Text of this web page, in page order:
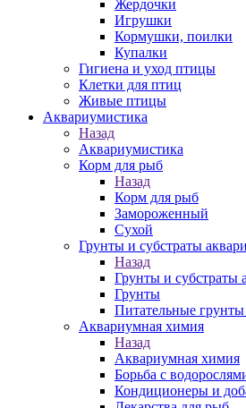
Жердочки
Игрушки
Кормушки, поилки
Купалки
Гигиена и уход птицы
Клетки для птиц
Живые птицы
Аквариумистика
Назад
Аквариумистика
Корм для рыб
Назад
Корм для рыб
Замороженный
Сухой
Грунты и субстраты
Назад
Грунты и субстраты
Грунты
Питательные
Аквариумная химия
Назад
Аквариумная химия
Борьба с
Кондиционеры и